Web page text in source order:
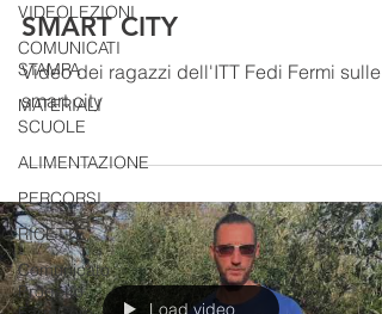
VIDEOLEZIONI
COMUNICATI
STAMPA
MATERIALI
SCUOLE
ALIMENTAZIONE
PERCORSI
RICETTE
Comunicato
Progetto
SMART CITY
Video dei ragazzi dell'ITT Fedi Fermi sulle
smart city
Load video